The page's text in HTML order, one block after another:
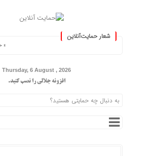
شعار حمایت‌آنلاین
«
Thursday, 6 August , 2026
افزونه جلالی را نصب کنید.